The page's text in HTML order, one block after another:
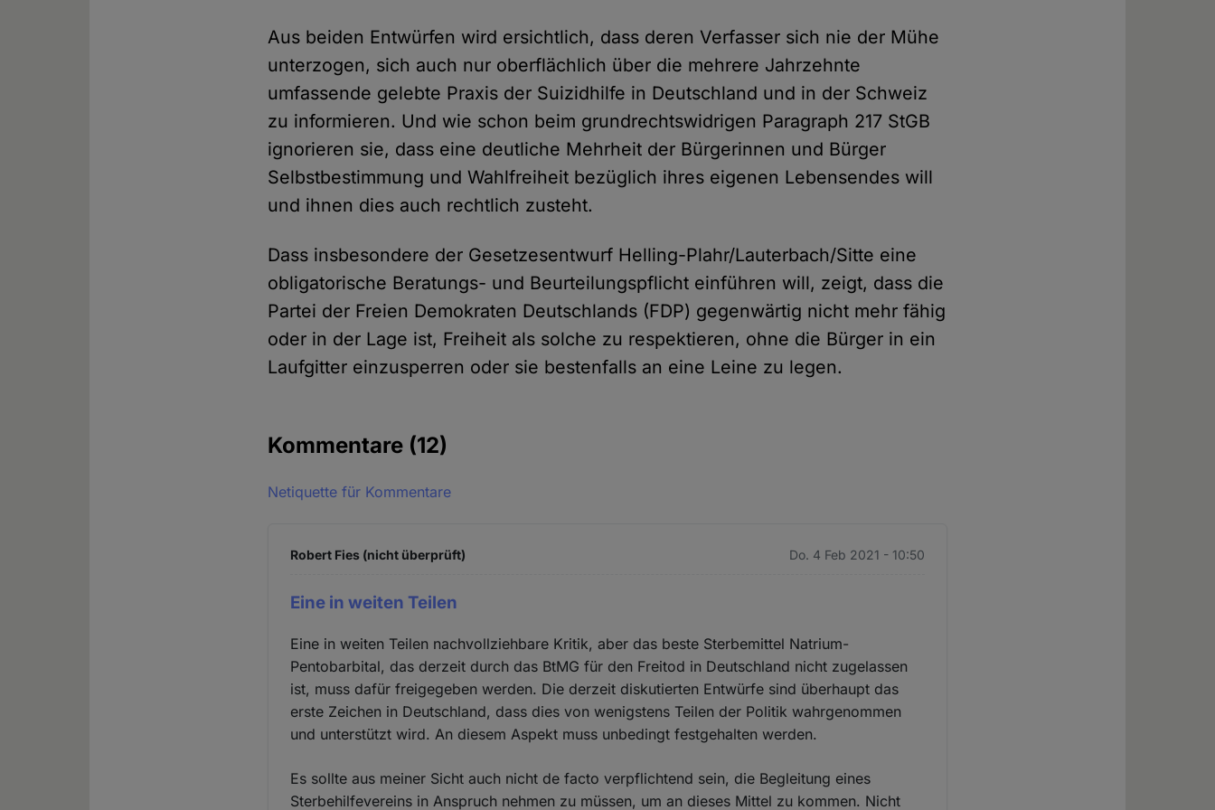
Aus beiden Entwürfen wird ersichtlich, dass deren Verfasser sich nie der Mühe
unterzogen, sich auch nur oberflächlich über die mehrere Jahrzehnte
umfassende gelebte Praxis der Suizidhilfe in Deutschland und in der Schweiz
zu informieren. Und wie schon beim grundrechtswidrigen Paragraph 217 StGB
ignorieren sie, dass eine deutliche Mehrheit der Bürgerinnen und Bürger
Selbstbestimmung und Wahlfreiheit bezüglich ihres eigenen Lebensendes will
und ihnen dies auch rechtlich zusteht.
Dass insbesondere der Gesetzesentwurf Helling-Plahr/Lauterbach/Sitte eine
obligatorische Beratungs- und Beurteilungspflicht einführen will, zeigt, dass die
Partei der Freien Demokraten Deutschlands (FDP) gegenwärtig nicht mehr fähig
oder in der Lage ist, Freiheit als solche zu respektieren, ohne die Bürger in ein
Laufgitter einzusperren oder sie bestenfalls an eine Leine zu legen.
Kommentare (12)
Netiquette für Kommentare
Robert Fies (nicht überprüft) Do. 4 Feb 2021 - 10:50
Eine in weiten Teilen
Eine in weiten Teilen nachvollziehbare Kritik, aber das beste Sterbemittel Natrium-
Pentobarbital, das derzeit durch das BtMG für den Freitod in Deutschland nicht zugelassen
ist, muss dafür freigegeben werden. Die derzeit diskutierten Entwürfe sind überhaupt das
erste Zeichen in Deutschland, dass dies von wenigstens Teilen der Politik wahrgenommen
und unterstützt wird. An diesem Aspekt muss unbedingt festgehalten werden.
Es sollte aus meiner Sicht auch nicht de facto verpflichtend sein, die Begleitung eines
Sterbehilfevereins in Anspruch nehmen zu müssen, um an dieses Mittel zu kommen. Nicht